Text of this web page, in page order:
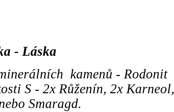
- Láska
kamenů - Rodonit
S - 2x Růženín, 2x Karneol,
Smaragd.